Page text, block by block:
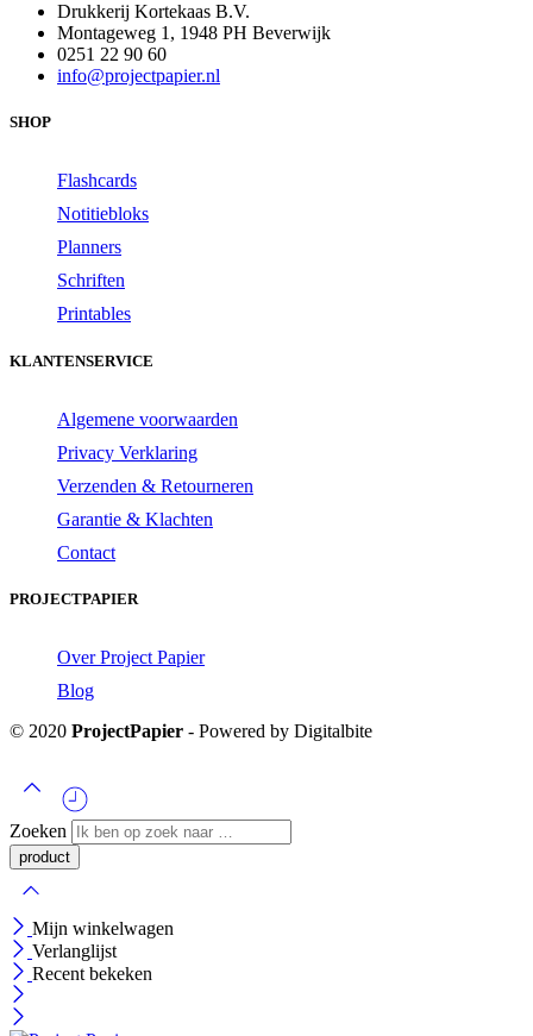
Drukkerij Kortekaas B.V.
Montageweg 1, 1948 PH Beverwijk
0251 22 90 60
info@projectpapier.nl
SHOP
Flashcards
Notitiebloks
Planners
Schriften
Printables
KLANTENSERVICE
Algemene voorwaarden
Privacy Verklaring
Verzenden & Retourneren
Garantie & Klachten
Contact
PROJECTPAPIER
Over Project Papier
Blog
© 2020 ProjectPapier - Powered by Digitalbite
Zoeken
Mijn winkelwagen
Verlanglijst
Recent bekeken